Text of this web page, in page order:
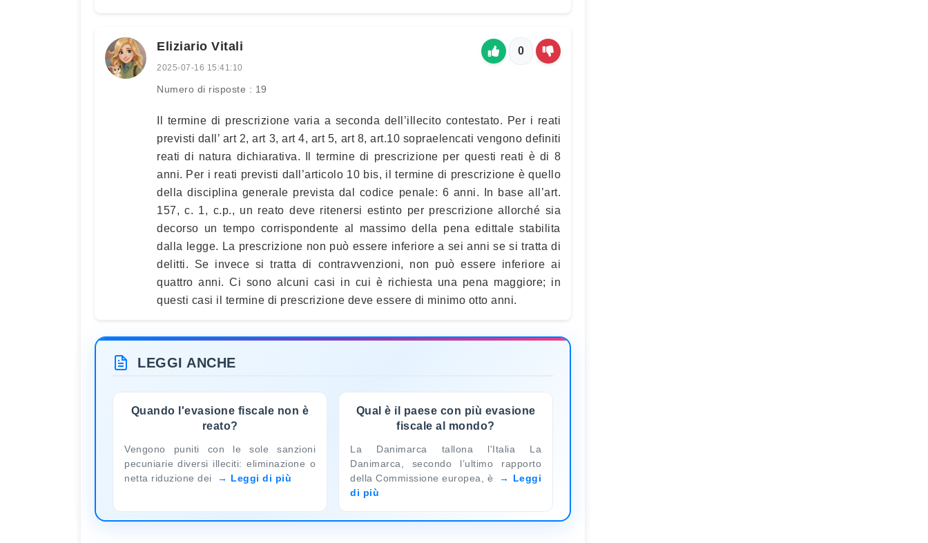
Eliziario Vitali
2025-07-16 15:41:10
Numero di risposte : 19
0
Il termine di prescrizione varia a seconda dell’illecito contestato. Per i reati
previsti dall’ art 2, art 3, art 4, art 5, art 8, art.10 sopraelencati vengono definiti
reati di natura dichiarativa. Il termine di prescrizione per questi reati è di 8
anni. Per i reati previsti dall’articolo 10 bis, il termine di prescrizione è quello
della disciplina generale prevista dal codice penale: 6 anni. In base all’art.
157, c. 1, c.p., un reato deve ritenersi estinto per prescrizione allorché sia
decorso un tempo corrispondente al massimo della pena edittale stabilita
dalla legge. La prescrizione non può essere inferiore a sei anni se si tratta di
delitti. Se invece si tratta di contravvenzioni, non può essere inferiore ai
quattro anni. Ci sono alcuni casi in cui è richiesta una pena maggiore; in
questi casi il termine di prescrizione deve essere di minimo otto anni.
LEGGI ANCHE
Quando l'evasione fiscale non è
reato?
Vengono puniti con le sole sanzioni
pecuniarie diversi illeciti: eliminazione o
netta riduzione dei
Leggi di più
Qual è il paese con più evasione
fiscale al mondo?
La Danimarca tallona l'Italia La
Danimarca, secondo l’ultimo rapporto
della Commissione europea, è
Leggi
di più